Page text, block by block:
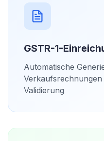
GSTR-1-
Automatische
Validierung